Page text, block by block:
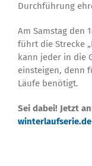
Durchführung
Am Samstag den
führt die Strecke
kann jeder in die
einsteigen, denn
Läufe benötigt.
Sei dabei! Jetzt
winterlaufserie.de